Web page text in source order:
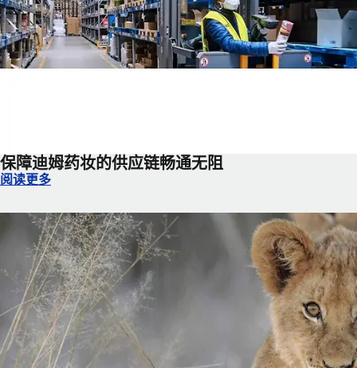
保障迪姆药妆的供应链畅通无阻
保障迪姆药妆的供应链畅通无阻
阅读更多